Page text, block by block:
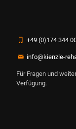
+49 (0)174 344
info@kienzle-
Für Fragen und
Verfügung.